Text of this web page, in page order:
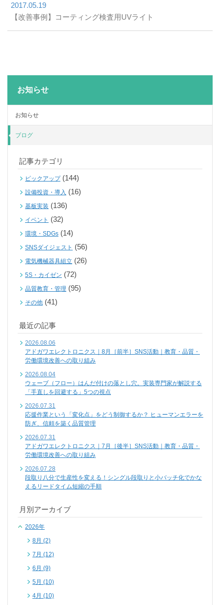
2017.05.19
【改善事例】コーティング検査用UVライト
お知らせ
お知らせ
ブログ
記事カテゴリ
ピックアップ(144)
設備投資・導入 (16)
基板実装 (136)
イベント (32)
環境・SDGs (14)
SNSダイジェスト (56)
電気機械器具組立 (26)
5S・カイゼン (72)
品質教育・管理 (95)
その他 (41)
最近の記事
2026.08.06
アドガワエレクトロニクス｜8月［前半］SNS活動｜教育・品質・
労働環境改善への取り組み
2026.08.04
ウェーブ（フロー）はんだ付けの落とし穴。実装専門家が解説する
「手直しを回避する」5つの視点
2026.07.31
応援作業という「変化点」をどう制御するか？ ヒューマンエラーを
防ぎ、信頼を築く品質管理
2026.07.31
アドガワエレクトロニクス｜7月［後半］SNS活動｜教育・品質・
労働環境改善への取り組み
2026.07.28
段取り八分で生産性を変える！シングル段取りと小バッチ化でかな
えるリードタイム短縮の手順
月別アーカイブ
2026年
8月 (2)
7月 (12)
6月 (9)
5月 (10)
4月 (10)